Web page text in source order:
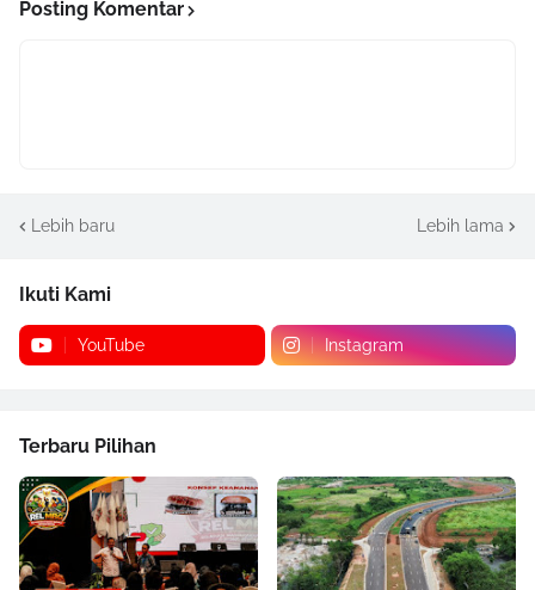
Posting Komentar
Lebih baru Lebih lama
Ikuti Kami
YouTube Instagram
Terbaru Pilihan